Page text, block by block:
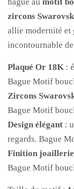
zircons
allie modernité et
incontournable
Plaqué Or 18K :
Bague Motif
Zircons
Bague Motif
Design élégant :
regards. Bague
Finition joaillerie
Bague Motif